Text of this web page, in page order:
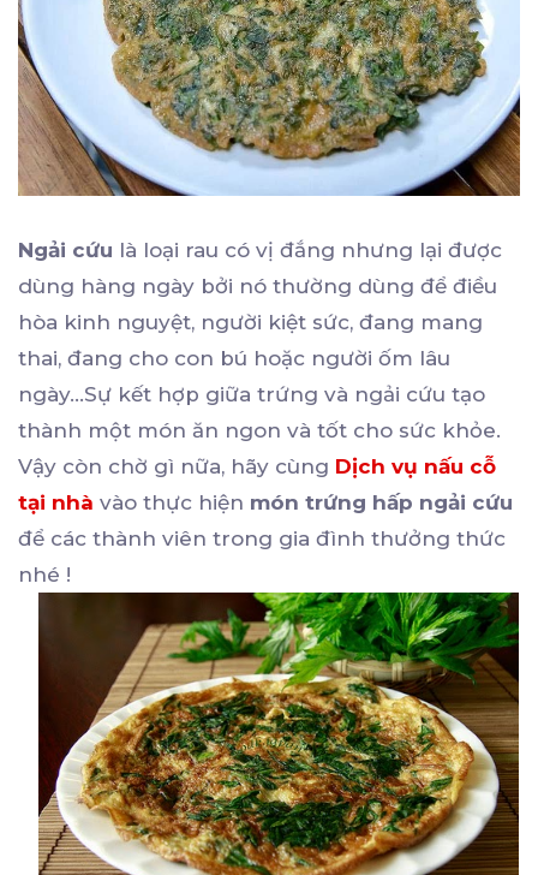
Ngải cứu là loại rau có vị đắng nhưng lại được
dùng hàng ngày bởi nó thường dùng để điều
hòa kinh nguyệt, người kiệt sức, đang mang
thai, đang cho con bú hoặc người ốm lâu
ngày…Sự kết hợp giữa trứng và ngải cứu tạo
thành một món ăn ngon và tốt cho sức khỏe.
Vậy còn chờ gì nữa, hãy cùng Dịch vụ nấu cỗ
tại nhà vào thực hiện món trứng hấp ngải cứu
để các thành viên trong gia đình thưởng thức
nhé !